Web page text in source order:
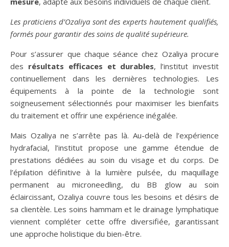
Les praticiens d’Ozaliya sont des experts hautement qualifiés,
formés pour garantir des soins de qualité supérieure.
Pour s’assurer que chaque séance chez Ozaliya procure
des résultats efficaces et durables, l’institut investit
continuellement dans les dernières technologies. Les
équipements à la pointe de la technologie sont
soigneusement sélectionnés pour maximiser les bienfaits
du traitement et offrir une expérience inégalée.
Mais Ozaliya ne s’arrête pas là. Au-delà de l’expérience
hydrafacial, l’institut propose une gamme étendue de
prestations dédiées au soin du visage et du corps. De
l’épilation définitive à la lumière pulsée, du maquillage
permanent au microneedling, du BB glow au soin
éclaircissant, Ozaliya couvre tous les besoins et désirs de
sa clientèle. Les soins hammam et le drainage lymphatique
viennent compléter cette offre diversifiée, garantissant
une approche holistique du bien-être.